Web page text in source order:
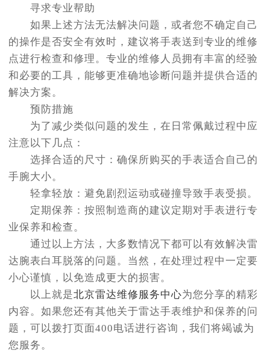
寻求专业帮助
如果上述方法无法解决问题，或者您不确定自己
的操作是否安全有效时，建议将手表送到专业的维修
点进行检查和修理。专业的维修人员拥有丰富的经验
和必要的工具，能够更准确地诊断问题并提供合适的
解决方案。
预防措施
为了减少类似问题的发生，在日常佩戴过程中应
注意以下几点：
选择合适的尺寸：确保所购买的手表适合自己的
手腕大小。
轻拿轻放：避免剧烈运动或碰撞导致手表受损。
定期保养：按照制造商的建议定期对手表进行专
业保养和检查。
通过以上方法，大多数情况下都可以有效解决雷
达腕表白耳脱落的问题。当然，在处理过程中一定要
小心谨慎，以免造成更大的损害。
以上就是北京雷达维修服务中心为您分享的精彩
内容。如果您还有其他关于雷达手表维护和保养的问
题，可以拨打页面400电话进行咨询，我们将竭诚为
您服务。